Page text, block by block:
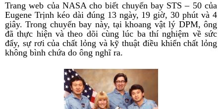
Trang web của NASA cho biết chuyến bay STS – 50 của
Eugene Trịnh kéo dài đúng 13 ngày, 19 giờ, 30 phút và 4
giây. Trong chuyến bay này, tại khoang vật lý DPM, ông
đã thực hiện và theo dõi cùng lúc ba thí nghiệm về sức
đẩy, sự rơi của chất lỏng và kỹ thuật điều khiển chất lỏng
không bình chứa do ông nghĩ ra.